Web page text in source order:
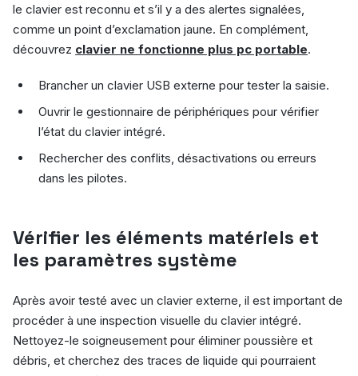
le clavier est reconnu et s’il y a des alertes signalées,
comme un point d’exclamation jaune. En complément,
découvrez clavier ne fonctionne plus pc portable.
Brancher un clavier USB externe pour tester la saisie.
Ouvrir le gestionnaire de périphériques pour vérifier
l’état du clavier intégré.
Rechercher des conflits, désactivations ou erreurs
dans les pilotes.
Vérifier les éléments matériels et
les paramètres système
Après avoir testé avec un clavier externe, il est important de
procéder à une inspection visuelle du clavier intégré.
Nettoyez-le soigneusement pour éliminer poussière et
débris, et cherchez des traces de liquide qui pourraient